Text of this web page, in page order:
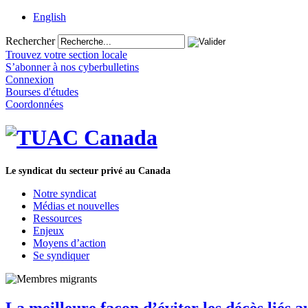
English
Rechercher
Trouvez votre section locale
S’abonner à nos cyberbulletins
Connexion
Bourses d'études
Coordonnées
Le syndicat du secteur privé au Canada
Notre syndicat
Médias et nouvelles
Ressources
Enjeux
Moyens d’action
Se syndiquer